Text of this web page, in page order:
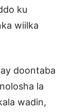
ku
wiilka
doontaba
la
wadin,